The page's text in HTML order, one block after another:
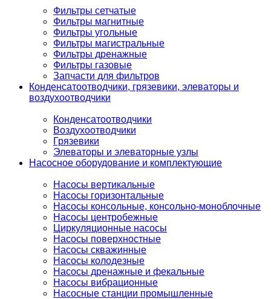
Фильтры сетчатые
Фильтры магнитные
Фильтры угольные
Фильтры магистральные
Фильтры дренажные
Фильтры газовые
Запчасти для фильтров
Конденсатоотводчики, грязевики, элеваторы и
воздухоотводчики
Конденсатоотводчики
Воздухоотводчики
Грязевики
Элеваторы и элеваторные узлы
Насосное оборудование и комплектующие
Насосы вертикальные
Насосы горизонтальные
Насосы консольные, консольно-моноблочные
Насосы центробежные
Циркуляционные насосы
Насосы поверхностные
Насосы скважинные
Насосы колодезные
Насосы дренажные и фекальные
Насосы вибрационные
Насосные станции промышленные